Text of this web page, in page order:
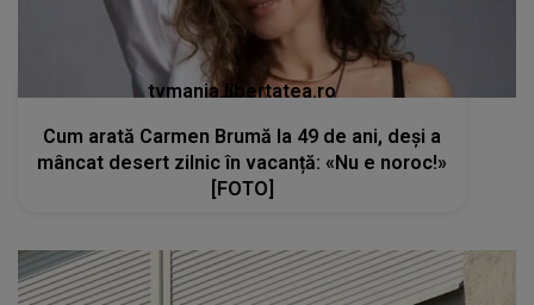
tvmania.libertatea.ro
Cum arată Carmen Brumă la 49 de ani, deși a
mâncat desert zilnic în vacanță: «Nu e noroc!»
[FOTO]